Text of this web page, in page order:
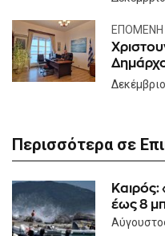
ΕΠΌΜΕΝΗ
Περισσότερα σε
Καιρός:
έως 8